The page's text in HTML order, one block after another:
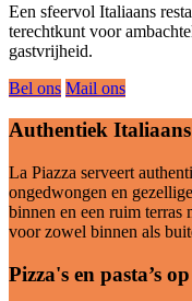
Een sfeervol Italiaans
terechtkunt voor
gastvrijheid.
Bel ons Mail ons
Authentiek Italiaans
La Piazza serveert
ongedwongen en
binnen en een ruim terras
voor zowel binnen als
Pizza's en pasta’s